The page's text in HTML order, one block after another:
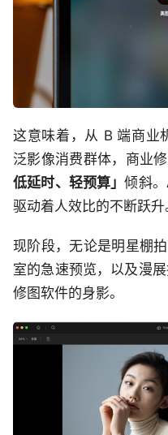
这意味着，从 B 端商业
泛影像消费群体，商业
低延时、轻预算」倾斜
驱动着人效比的不断跃升
现阶段，无论是明星棚
室的急速预览，以及漫
修图软件的身影。